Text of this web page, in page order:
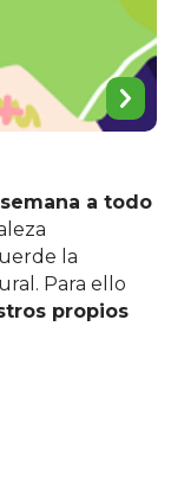
a todo
la
Para ello
propios